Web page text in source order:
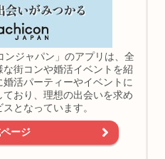
ンジャパン」のアプリは、全
街コンや婚活イベントを紹
活パーティーやイベントに
おり、理想の出会いを求め
となっています。
ージ